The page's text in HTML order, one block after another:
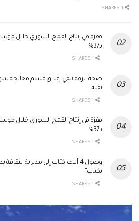
بـ37%
صحة الرقة تنفي إغلاق قسم معالجة
نقله
بـ37%
وصول 4 آلاف كتاب إلى مديرية
بكتاب”